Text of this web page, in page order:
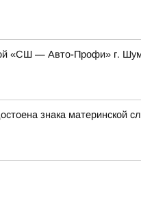
«СШ — Авто-Профи» г.
знака материнской